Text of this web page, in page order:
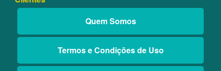
Quem Somos
Termos e Condições de Uso